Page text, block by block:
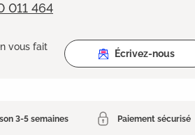
011 464
vous fait
Écrivez-nous
3-5 semaines Paiement sécurisé